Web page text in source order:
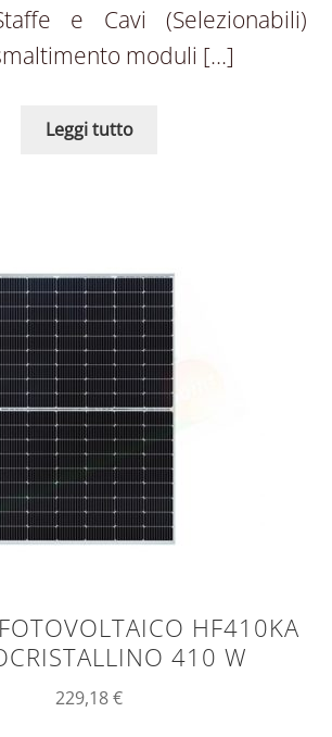
e Cavi (Selezionabili)
moduli […]
Leggi tutto
HF410KA
410 W
229,18€